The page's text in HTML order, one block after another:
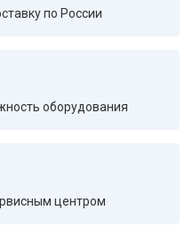
по России
оборудования
центром